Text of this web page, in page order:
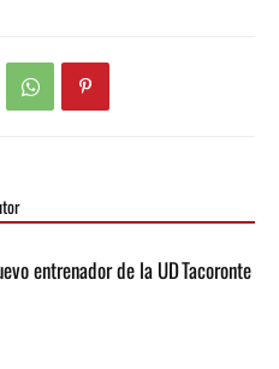
entrenador de la UD Tacoronte